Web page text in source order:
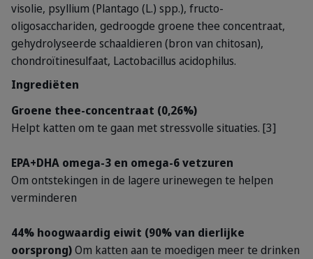
visolie, psyllium (Plantago (L.) spp.), fructo-
oligosacchariden, gedroogde groene thee concentraat,
gehydrolyseerde schaaldieren (bron van chitosan),
chondroïtinesulfaat, Lactobacillus acidophilus.
Ingrediëten
Groene thee-concentraat (0,26%)
Helpt katten om te gaan met stressvolle situaties. [3]
EPA+DHA omega-3 en omega-6 vetzuren
Om ontstekingen in de lagere urinewegen te helpen
verminderen
44% hoogwaardig eiwit (90% van dierlijke
oorsprong)Om katten aan te moedigen meer te drinken